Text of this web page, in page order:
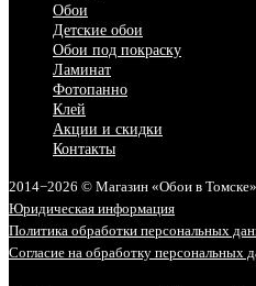
Обои
Детские обои
Обои под покраску
Ламинат
Фотопанно
Клей
Акции и скидки
Контакты
2014−2026 © Магазин «Обои в Томске»
Юридическая информация
Политика обработки персональных
Согласие на обработку персональных